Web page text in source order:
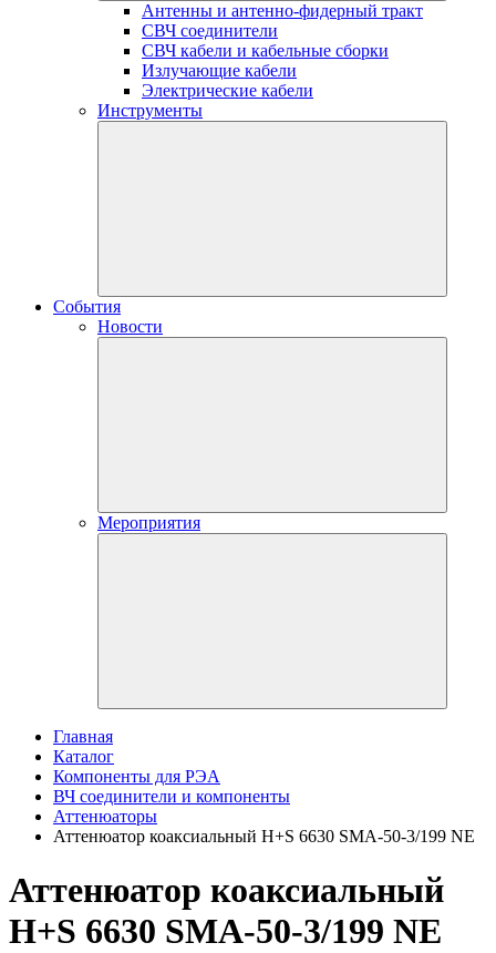
Антенны и антенно-фидерный тракт
СВЧ соединители
СВЧ кабели и кабельные сборки
Излучающие кабели
Электрические кабели
Инструменты
События
Новости
Мероприятия
Главная
Каталог
Компоненты для РЭА
ВЧ соединители и компоненты
Аттенюаторы
Аттенюатор коаксиальный H+S 6630 SMA-50-3/199 NE
Аттенюатор коаксиальный
H+S 6630 SMA-50-3/199 NE